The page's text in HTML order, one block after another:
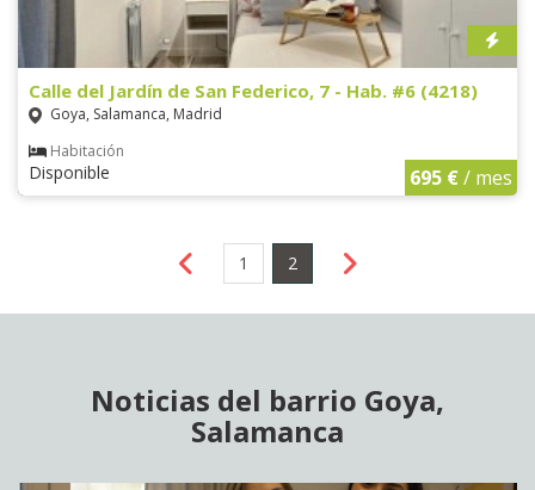
Calle del Jardín de San Federico, 7 - Hab. #6 (4218)
Goya, Salamanca, Madrid
Habitación
Disponible 695 €/ mes
1 2
Noticias del barrio Goya,
Salamanca